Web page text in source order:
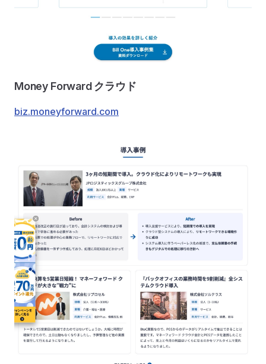
Money Forward クラウド
biz.moneyforward.com